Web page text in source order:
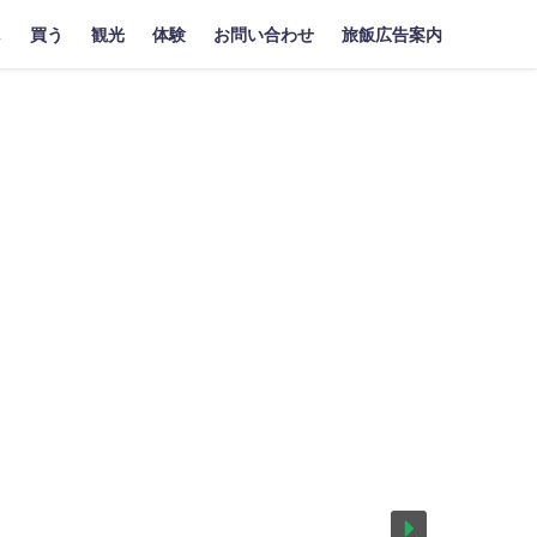
買う 観光 体験 お問い合わせ 旅飯広告案内